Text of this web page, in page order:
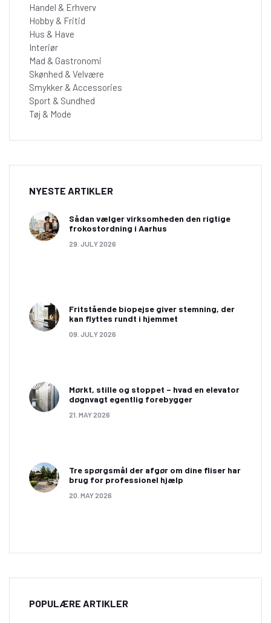
Handel & Erhverv
Hobby & Fritid
Hus & Have
Interiør
Mad & Gastronomi
Skønhed & Velvære
Smykker & Accessories
Sport & Sundhed
Tøj & Mode
NYESTE ARTIKLER
Sådan vælger virksomheden den rigtige
frokostordning i Aarhus
29. JULY 2026
Fritstående biopejse giver stemning, der
kan flyttes rundt i hjemmet
09. JULY 2026
Mørkt, stille og stoppet – hvad en elevator
døgnvagt egentlig forebygger
21. MAY 2026
Tre spørgsmål der afgør om dine fliser har
brug for professionel hjælp
20. MAY 2026
POPULÆRE ARTIKLER